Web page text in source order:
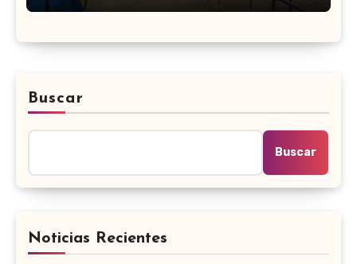
Buscar
Buscar
Noticias Recientes